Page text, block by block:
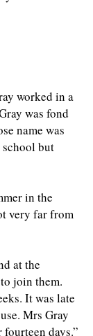
worked in a
was fond
name was
school but
in the
very far from
at the
join them.
It was late
Mrs Gray
fourteen days.”